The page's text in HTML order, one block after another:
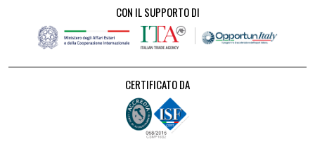
CON IL SUPPORTO DI
CERTIFICATO DA